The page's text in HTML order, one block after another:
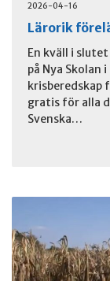
2026-04-16
Lärorik
En kväll i
på Nya Skolan
krisberedskap
gratis för alla
Svenska…